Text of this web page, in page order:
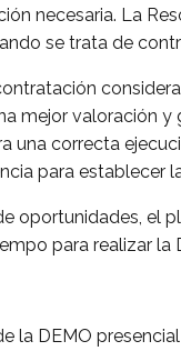
necesaria. La
se trata de
mejor valoración
una correcta
para establecer
oportunidades, el
para realizar
la DEMO